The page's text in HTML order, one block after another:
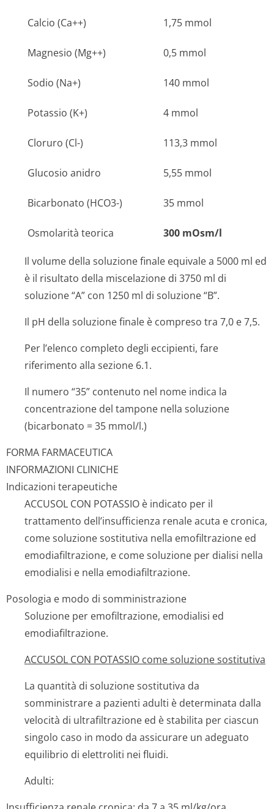
Calcio (Ca++) 1,75 mmol
Magnesio (Mg++) 0,5 mmol
Sodio (Na+) 140 mmol
Potassio (K+) 4 mmol
Cloruro (Cl-) 113,3 mmol
Glucosio anidro 5,55 mmol
Bicarbonato (HCO3-) 35 mmol
Osmolarità teorica 300 mOsm/l
Il volume della soluzione finale equivale a 5000 ml ed
è il risultato della miscelazione di 3750 ml di
soluzione “A” con 1250 ml di soluzione “B”.
Il pH della soluzione finale è compreso tra 7,0 e 7,5.
Per l’elenco completo degli eccipienti, fare
riferimento alla sezione 6.1.
Il numero “35” contenuto nel nome indica la
concentrazione del tampone nella soluzione
(bicarbonato = 35 mmol/l.)
FORMA FARMACEUTICA
INFORMAZIONI CLINICHE
Indicazioni terapeutiche
ACCUSOL CON POTASSIO è indicato per il
trattamento dell’insufficienza renale acuta e cronica,
come soluzione sostitutiva nella emofiltrazione ed
emodiafiltrazione, e come soluzione per dialisi nella
emodialisi e nella emodiafiltrazione.
Posologia e modo di somministrazione
Soluzione per emofiltrazione, emodialisi ed
emodiafiltrazione.
ACCUSOL CON POTASSIO come soluzione sostitutiva
La quantità di soluzione sostitutiva da
somministrare a pazienti adulti è determinata dalla
velocità di ultrafiltrazione ed è stabilita per ciascun
singolo caso in modo da assicurare un adeguato
equilibrio di elettroliti nei fluidi.
Adulti: